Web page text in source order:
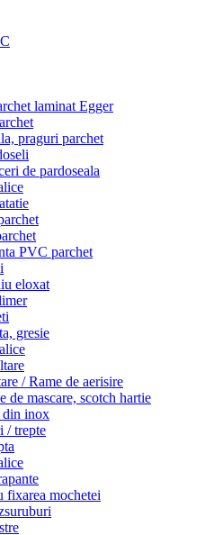
laminat Egger
praguri parchet
de pardoseala
PVC parchet
eloxat
gresie
/ Rame de aerisire
de mascare, scotch hartie
din inox
/ trepte
fixarea mochetei